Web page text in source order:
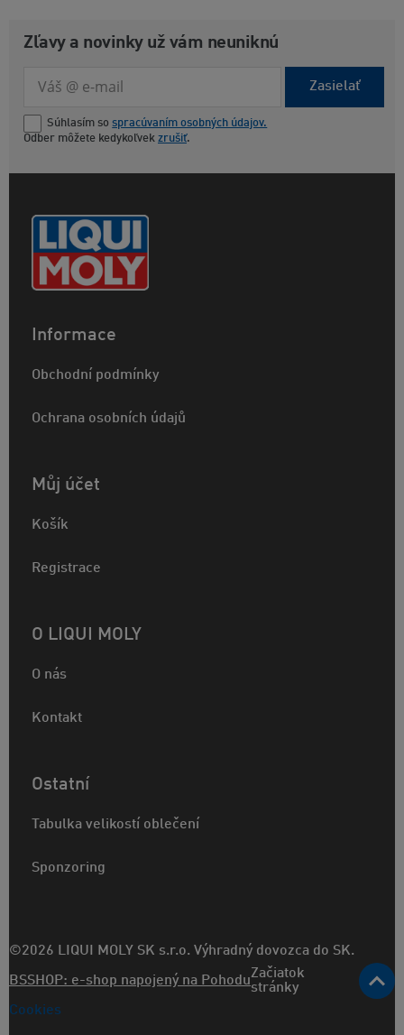
Zľavy a novinky už vám neuniknú
Zasielať
Súhlasím so spracúvaním osobných údajov.
Odber môžete kedykoľvek zrušiť.
Informace
Obchodní podmínky
Ochrana osobních údajů
Můj účet
Košík
Registrace
O LIQUI MOLY
O nás
Kontakt
Ostatní
Tabulka velikostí oblečení
Sponzoring
©2026 LIQUI MOLY SK s.r.o. Výhradný dovozca do SK.
BSSHOP: e-shop napojený na PohoduZačiatok
stránky
Cookies